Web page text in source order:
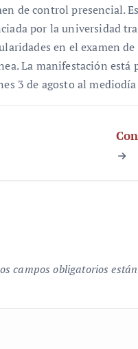
de control presencial.
por la universidad
en el examen
La manifestación está
3 de agosto al
campos obligatorios